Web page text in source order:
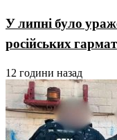
У липні було
російських гармат
12 години назад